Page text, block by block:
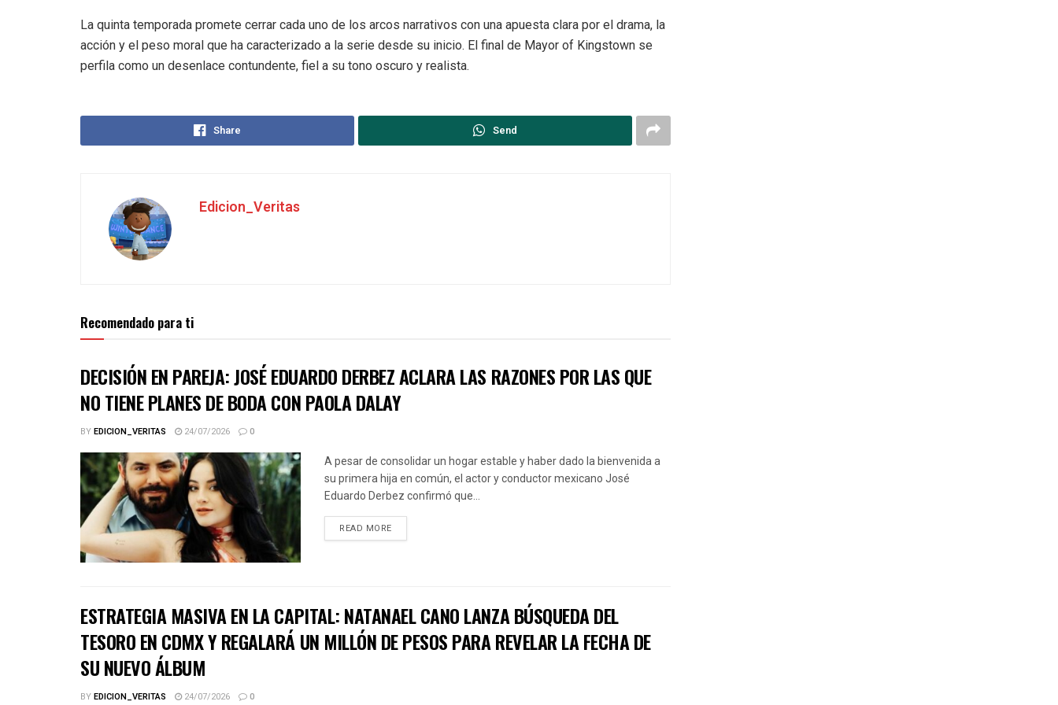
La quinta temporada promete cerrar cada uno de los arcos narrativos con una apuesta clara por el drama, la
acción y el peso moral que ha caracterizado a la serie desde su inicio. El final de Mayor of Kingstown se
perfila como un desenlace contundente, fiel a su tono oscuro y realista.
Share Send
Edicion_Veritas
Recomendado para ti
DECISIÓN EN PAREJA: JOSÉ EDUARDO DERBEZ ACLARA LAS RAZONES POR LAS QUE
NO TIENE PLANES DE BODA CON PAOLA DALAY
BYEDICION_VERITAS 24/07/2026 0
A pesar de consolidar un hogar estable y haber dado la bienvenida a
su primera hija en común, el actor y conductor mexicano José
Eduardo Derbez confirmó que...
READ MORE
ESTRATEGIA MASIVA EN LA CAPITAL: NATANAEL CANO LANZA BÚSQUEDA DEL
TESORO EN CDMX Y REGALARÁ UN MILLÓN DE PESOS PARA REVELAR LA FECHA DE
SU NUEVO ÁLBUM
BYEDICION_VERITAS 24/07/2026 0